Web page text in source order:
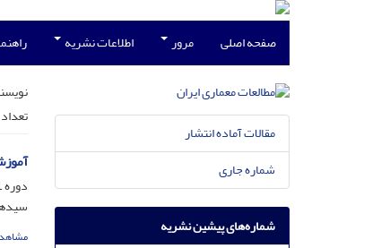
صفحه اصلی مرور اطلاعات نشریه
دوره 1، شماره 1، مرداد 1391، صفحه
مقالات آماده انتشار
شماره جاری
شماره‌های پیشین نشریه